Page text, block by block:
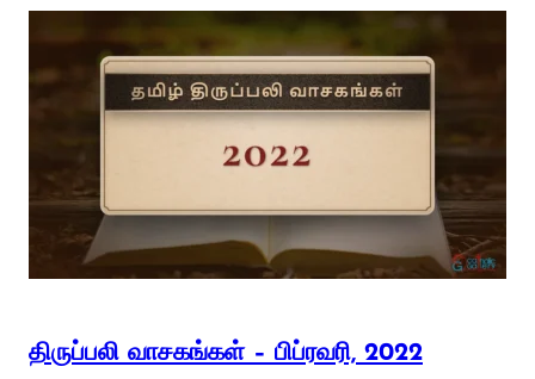
திருப்பலி வாசகங்கள் – பிப்ரவரி, 2022